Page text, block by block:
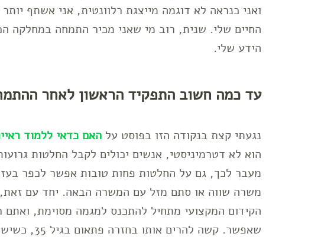
ואני כנראה לא דוגמה מייצגת רלוונטית, אני אשתף
החיים שלי. שנית, רוב מי שאני מכיר התמחה במחלקה
הידע שלי.
עד כמה חשוב התפקיד הראשון לאחר
נגעתי קצת בנקודה הזו בפוסט עלהאם כדאי ללמוד
הוא לא דטרמיניסטי, אנשים יכולים לקבל החלטות
מעבר לכך, גם על החלטות פחות טובות אפשר לכפר
משרה שווה או סתם מזל עם המשרה הבאה. יחד עם
הקידום המקצועי מתחיל להתכנס למגמה מסוימת,
שאפשר. קשה